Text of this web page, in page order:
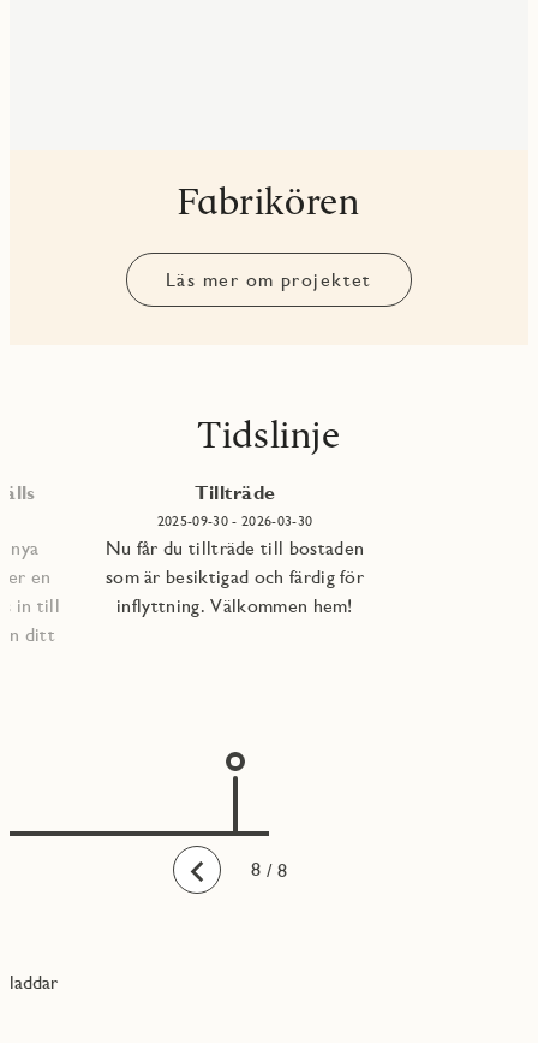
Fabrikören
Läs mer om projektet
Tidslinje
Bakåt
nya
en
in till
ditt
Tillträde
2025-09-30 - 2026-03-30
Nu får du tillträde till bostaden
som är besiktigad och färdig för
inflyttning. Välkommen hem!
1
2
3
4
5
6
7
8 / 8
laddar